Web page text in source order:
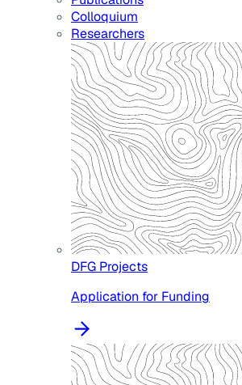
Colloquium
Researchers
DFG Projects
Application for Funding